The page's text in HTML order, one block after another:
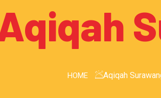
HOME Aqiqah